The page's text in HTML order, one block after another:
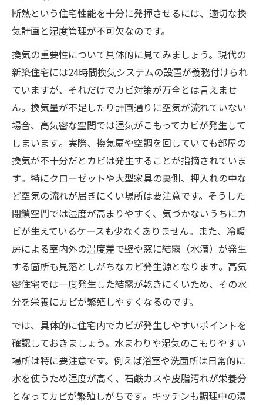
断熱という住宅性能を十分に発揮させるには、適切な換
気計画と湿度管理が不可欠なのです。
換気の重要性について具体的に見てみましょう。現代の
新築住宅には24時間換気システムの設置が義務付けられ
ていますが、それだけでカビ対策が万全とは言えませ
ん。​換気量が不足したり計画通りに空気が流れていない
場合、高気密な空間では湿気がこもってカビが発生して
しまいます​。実際、換気扇や空調を回していても部屋の
換気が不十分だとカビは発生することが指摘されていま
す​。特にクローゼットや大型家具の裏側、押入れの中な
ど空気の流れが届きにくい場所は要注意です。そうした
閉鎖空間では湿度が高まりやすく、気づかないうちにカ
ビが生えているケースも少なくありません​。また、冷暖
房による室内外の温度差で壁や窓に結露（水滴）が発生
する箇所も見落としがちなカビ発生源となります​。高気
密住宅では一度発生した結露が乾きにくいため、その水
分を栄養にカビが繁殖しやすくなるのです。
では、具体的に住宅内でカビが発生しやすいポイントを
確認しておきましょう。水まわりや湿気のこもりやすい
場所は特に要注意です。例えば浴室や洗面所は日常的に
水を使うため湿度が高く、石鹸カスや皮脂汚れが栄養分
となってカビが繁殖しがちです​。キッチンも調理中の湯